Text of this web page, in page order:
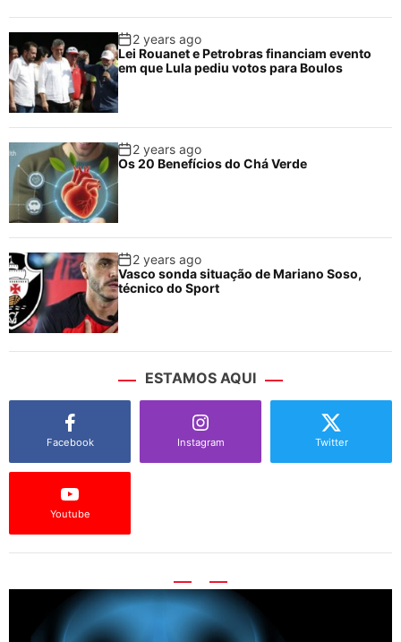
2 years ago
Lei Rouanet e Petrobras financiam evento
em que Lula pediu votos para Boulos
2 years ago
Os 20 Benefícios do Chá Verde
2 years ago
Vasco sonda situação de Mariano Soso,
técnico do Sport
ESTAMOS AQUI
Facebook Instagram Twitter
Youtube